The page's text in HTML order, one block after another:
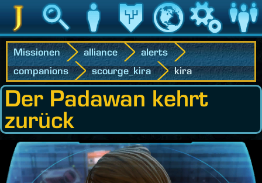
Jedipedia Suche Charakter Vermächtnis Welt Spiel
Missionen alliance
alerts
companions
scourge_kira kira
Der Padawan kehrt
zurück